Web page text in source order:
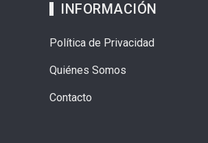
INFORMACIÓN
Política de Privacidad
Quiénes Somos
Contacto